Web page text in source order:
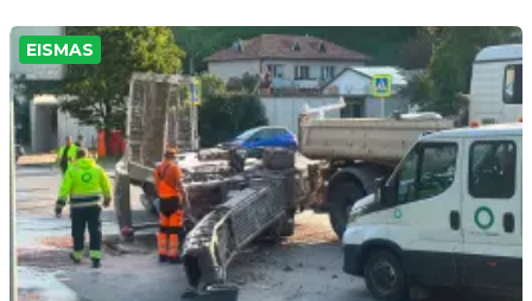
EISMAS